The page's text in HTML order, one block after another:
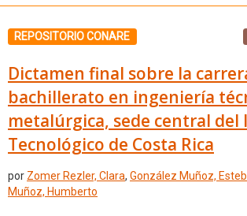
REPOSITORIO CONARE
Dictamen final sobre la
bachillerato en ingeniería
metalúrgica, sede central
Tecnológico de Costa Rica
por Zomer Rezler, Clara, González Muñoz,
Muñoz, Humberto